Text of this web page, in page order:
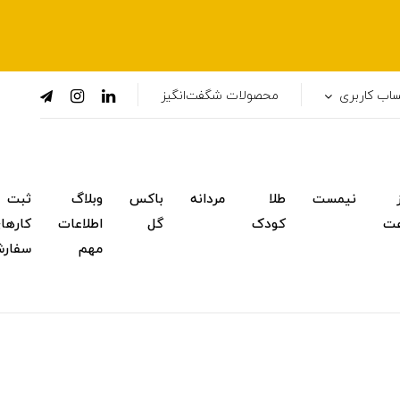
کاربری محصولات شگفت‌انگیز
نیمست
طلا
کودک
مردانه
باکس
گل
وبلاگ
اطلاعات
مهم
ثبت